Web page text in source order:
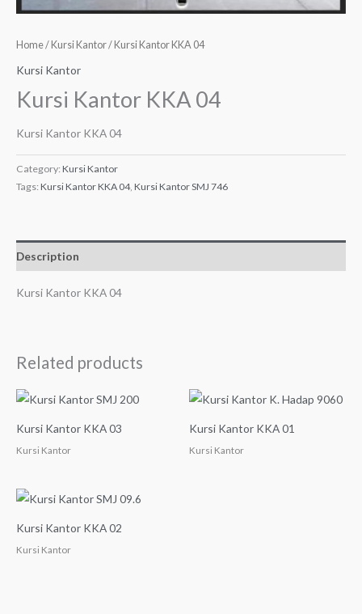
Home/ Kursi Kantor/ Kursi Kantor KKA 04
Kursi Kantor
Kursi Kantor KKA 04
Kursi Kantor KKA 04
Category: Kursi Kantor
Tags: Kursi Kantor KKA 04, Kursi Kantor SMJ 746
Description
Kursi Kantor KKA 04
Related products
Kursi Kantor KKA 03
Kursi Kantor
Kursi Kantor KKA 01
Kursi Kantor
Kursi Kantor KKA 02
Kursi Kantor